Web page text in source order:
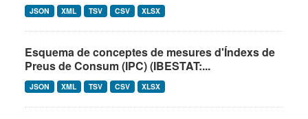
JSON XML TSV CSV XLSX
Esquema de conceptes de mesures d'Índexs de
Preus de Consum (IPC) (IBESTAT:...
JSON XML TSV CSV XLSX